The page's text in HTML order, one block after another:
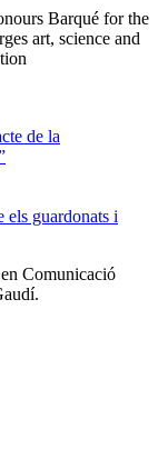
Barqué for the
art, science and
de la
guardonats i
Comunicació